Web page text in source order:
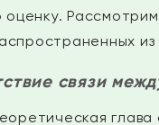
оценку.
из
связи
глава